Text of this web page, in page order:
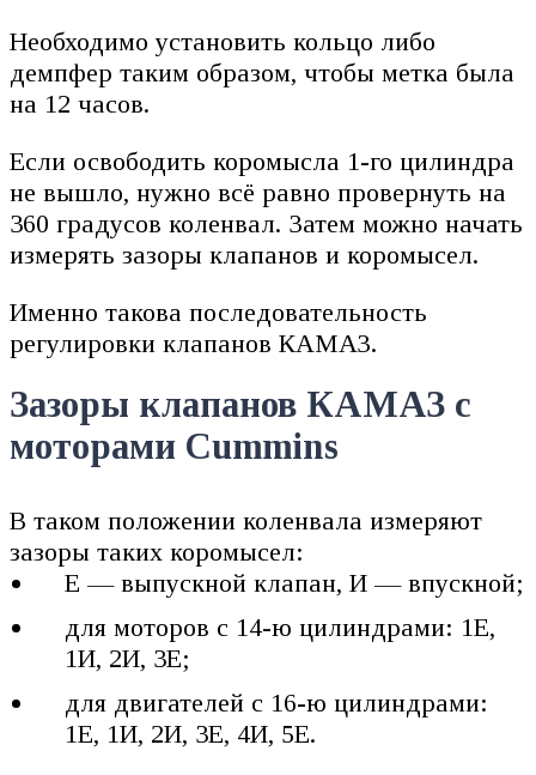
Необходимо установить кольцо либо
демпфер таким образом, чтобы метка была
на 12 часов.
Если освободить коромысла 1-го цилиндра
не вышло, нужно всё равно провернуть на
360 градусов коленвал. Затем можно начать
измерять зазоры клапанов и коромысел.
Именно такова последовательность
регулировки клапанов КАМАЗ.
Зазоры клапанов КАМАЗ с
моторами Cummins
В таком положении коленвала измеряют
зазоры таких коромысел:
Е — выпускной клапан, И — впускной;
для моторов с 14-ю цилиндрами: 1Е,
1И, 2И, 3Е;
для двигателей с 16-ю цилиндрами:
1Е, 1И, 2И, 3Е, 4И, 5Е.